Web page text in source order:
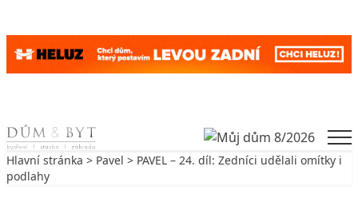
Skip to content
Hlavní stránka > Pavel > PAVEL – 24. díl: Zedníci udělali omítky i
podlahy